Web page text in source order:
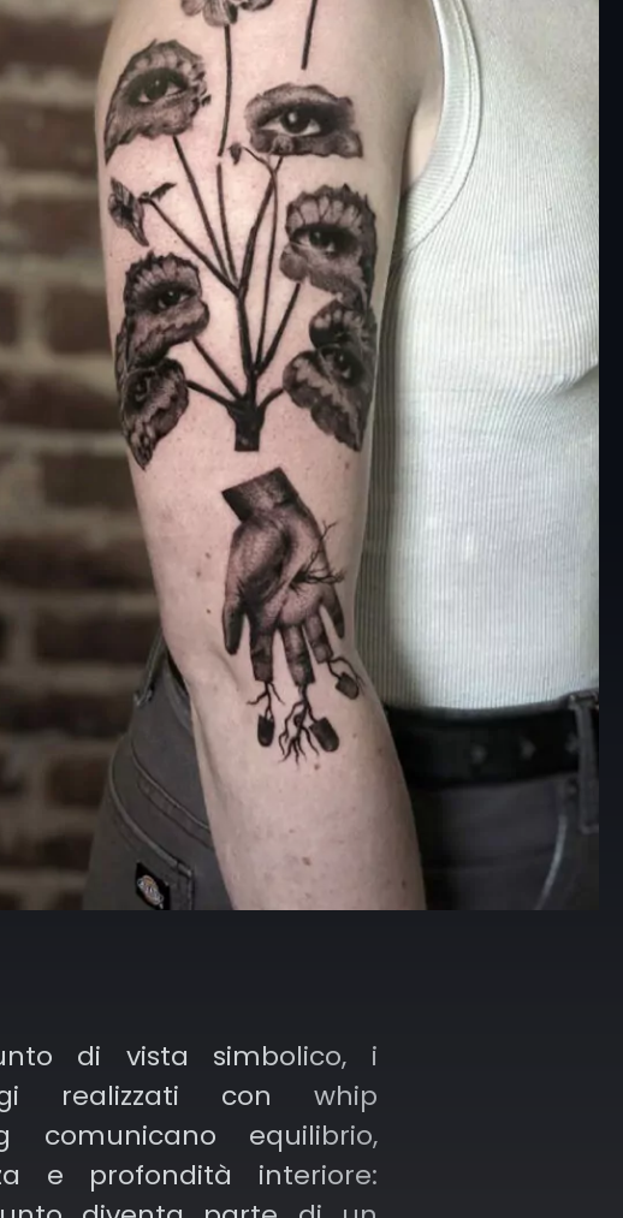
fino a diventare una
più utilizzate nel
moderno.
di vista simbolico, i
realizzati con whip
comunicano equilibrio,
e profondità interiore: